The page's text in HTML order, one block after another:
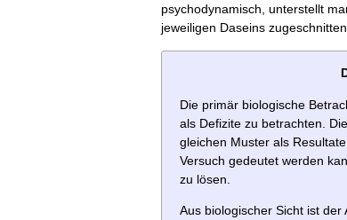
psychodynamisch, unterstellt
jeweiligen Daseins
Die primär biologische
als Defizite zu betrachten.
gleichen Muster als
Versuch gedeutet werden
zu lösen.
Aus biologischer Sicht ist